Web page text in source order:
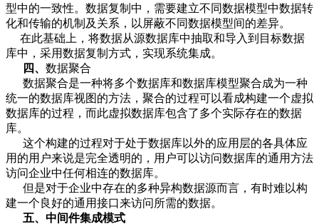
型中的一致性。数据复制中，需要建立不同数据模型中数据转
化和传输的机制及关系，以屏蔽不同数据模型间的差异。
在此基础上，将数据从源数据库中抽取和导入到目标数据
库中，采用数据复制方式，实现系统集成。
四、 数据聚合
数据聚合是一种将多个数据库和数据库模型聚合成为一种
统一的数据库视图的方法，聚合的过程可以看成构建一个虚拟
数据库的过程，而此虚拟数据库包含了多个实际存在的数据
库。
这个构建的过程对于处于数据库以外的应用层的各具体应
用的用户来说是完全透明的，用户可以访问数据库的通用方法
访问企业中任何相连的数据库。
但是对于企业中存在的多种异构数据源而言，有时难以构
建一个良好的通用接口来访问所需的数据。
五、 中间件集成模式